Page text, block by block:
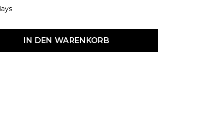
IN DEN WARENKORB